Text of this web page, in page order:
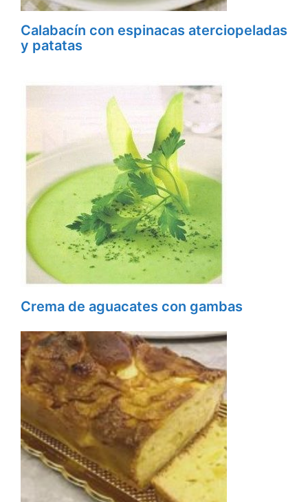
Calabacín con espinacas aterciopeladas
y patatas
Crema de aguacates con gambas